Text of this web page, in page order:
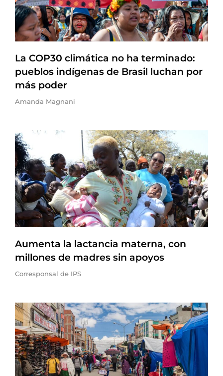
La COP30 climática no ha terminado:
pueblos indígenas de Brasil luchan por
más poder
Amanda Magnani
Aumenta la lactancia materna, con
millones de madres sin apoyos
Corresponsal de IPS